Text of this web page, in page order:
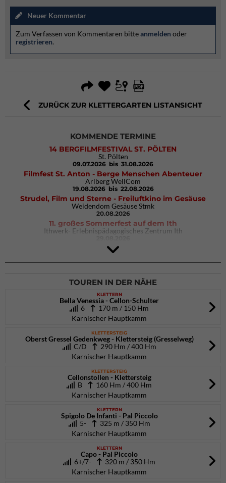
Neuer Kommentar
Zum Verfassen von Kommentaren bitteanmelden oder
registrieren.
ZURÜCK ZUR KLETTERGARTEN LISTANSICHT
KOMMENDE TERMINE
14 BERGFILMFESTIVAL ST. PÖLTEN
St. Pölten
09.07.2026 bis 31.08.2026
Filmfest St. Anton - Berge Menschen Abenteuer
Arlberg WellCom
19.08.2026 bis 22.08.2026
Strudel, Film und Sterne - Freiluftkino im Gesäuse
Weidendom Gesäuse Stmk
20.08.2026
11. großes Sommerfest auf dem Ith
Ithwerk- Erlebnispädagogisches Zentrum Ith
4Blocs KIDS 2026
DAV Kletter- & Boulderzentrum München Süd (Thalkirchen)
26.09.2026
TOUREN IN DER NÄHE
KLETTERN
Bella Venessia - Cellon-Schulter
6
170 m / 150 Hm
Karnischer Hauptkamm
KLETTERSTEIG
Oberst Gressel Gedenkweg - Klettersteig (Gresselweg)
C/D 290 Hm / 400 Hm
Karnischer Hauptkamm
KLETTERSTEIG
Cellonstollen - Klettersteig
B
160 Hm / 400 Hm
Karnischer Hauptkamm
KLETTERN
Spigolo De Infanti - Pal Piccolo
5- 325 m / 350 Hm
Karnischer Hauptkamm
KLETTERN
Capo - Pal Piccolo
6+/7-
320 m / 350 Hm
Karnischer Hauptkamm